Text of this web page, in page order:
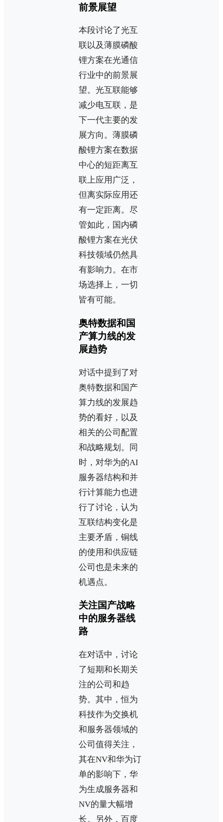
前景展望
本段讨论了光互
联以及薄膜磷酸
锂方案在光通信
行业中的前景展
望。光互联能够
减少电互联，是
下一代主要的发
展方向。薄膜磷
酸锂方案在数据
中心的短距离互
联上应用广泛，
但离实际应用还
有一定距离。尽
管如此，国内磷
酸锂方案在光伏
科技领域仍然具
有影响力。在市
场选择上，一切
皆有可能。
奥特数据和国
产算力线的发
展趋势
对话中提到了对
奥特数据和国产
算力线的发展趋
势的看好，以及
相关的公司配置
和战略规划。同
时，对华为的AI
服务器结构和并
行计算能力也进
行了讨论，认为
互联结构变化是
主要矛盾，铜线
的使用和供应链
公司也是未来的
机遇点。
关注国产战略
中的服务器线
路
在对话中，讨论
了短期和长期关
注的公司和趋
势。其中，恒为
科技作为交换机
和服务器领域的
公司值得关注，
其在NV和华为订
单的影响下，华
为生成服务器和
NV的量大幅增
长。另外，百度